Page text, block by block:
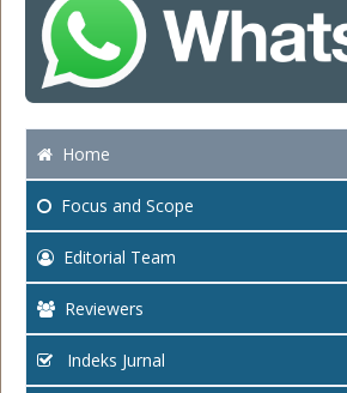
Home
Focus and Scope
Editorial Team
Reviewers
Indeks Jurnal